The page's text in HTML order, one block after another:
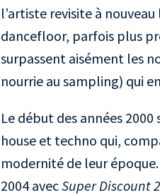
l’artiste revisite à
dancefloor, parfois plus
surpassent aisément les
nourrie au sampling) qui
Le début des années
house et techno qui,
modernité de leur
2004 avecSuper Discount 2